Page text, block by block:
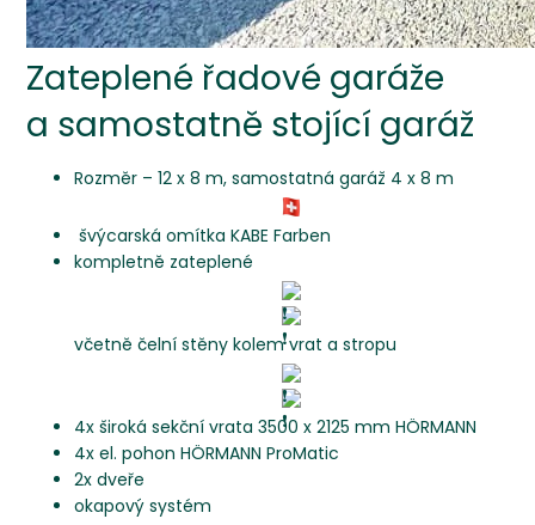
Zateplené řadové garáže
a samostatně stojící garáž
Rozměr – 12 x 8 m, samostatná garáž 4 x 8 m
švýcarská omítka KABE Farben
kompletně zateplené
včetně čelní stěny kolem vrat a stropu
4x široká sekční vrata 3500 x 2125 mm HÖRMANN
4x el. pohon HÖRMANN ProMatic
2x dveře
okapový systém